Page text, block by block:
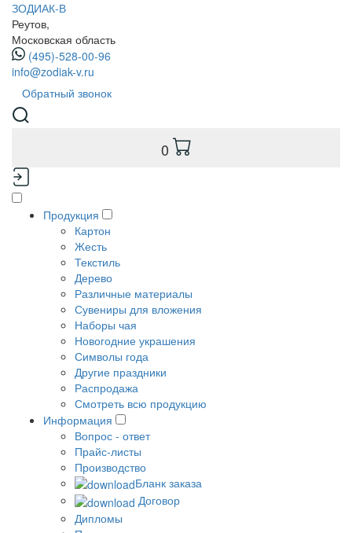
ЗОДИАК-В
Реутов,
Московская область
(495)-528-00-96
info@zodiak-v.ru
Обратный звонок
0
Продукция
Картон
Жесть
Текстиль
Дерево
Различные материалы
Сувениры для вложения
Наборы чая
Новогодние украшения
Символы года
Другие праздники
Распродажа
Смотреть всю продукцию
Информация
Вопрос - ответ
Прайс-листы
Производство
Бланк заказа
Договор
Дипломы